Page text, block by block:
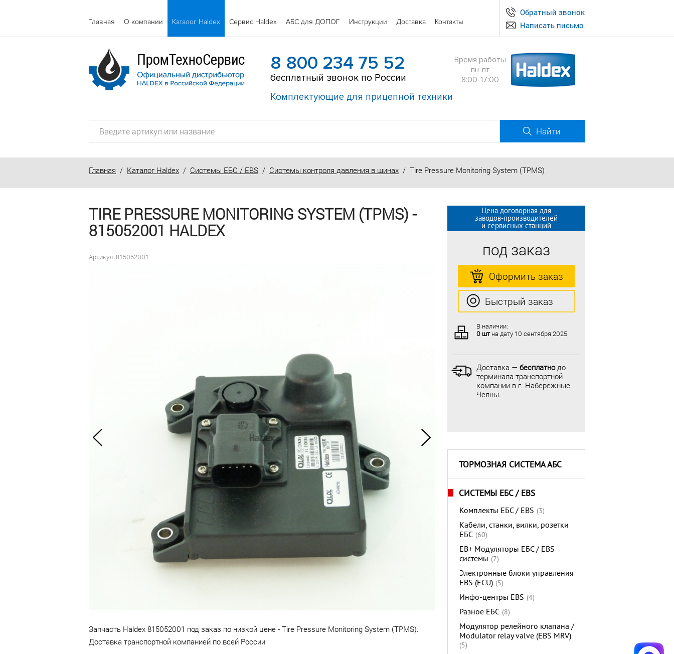
Обратный звонок
Написать письмо
Главная О компании Каталог Haldex Сервис Haldex АБС для ДОПОГ Инструкции Доставка Контакты
8 800 234 75 52
бесплатный звонок по России
Комплектующие для прицепной техники
Время работы
пн-пт
8:00-17:00
Найти
Главная / Каталог Haldex / Системы ЕБС / EBS / Системы контроля давления в шинах / Tire Pressure Monitoring System (TPMS)
Цена договорная для
заводов-производителей
и сервисных станций
под заказ
Оформить заказ
Быстрый заказ
В наличии:
0 штна дату 10 сентября 2025
Доставка — бесплатнодо
терминала транспортной
компании в г. Набережные
Челны.
ТОРМОЗНАЯ СИСТЕМА АБС
СИСТЕМЫ ЕБС / EBS
Комплекты ЕБС / EBS (3)
Кабели, станки, вилки, розетки
ЕБС (60)
EB+ Модуляторы ЕБС / EBS
системы (7)
Электронные блоки управления
EBS (ECU) (5)
Инфо-центры EBS (4)
Разное ЕБС (8)
Модулятор релейного клапана /
Modulator relay valve (EBS MRV)
(5)
TIRE PRESSURE MONITORING SYSTEM (TPMS) -
815052001 HALDEX
Артикул: 815052001
10 сентября 2025
бесплатнодо
терминала транспортной
компании в г. Набережные
Запчасть Haldex 815052001 под заказ по низкой цене - Tire Pressure Monitoring System (TPMS).
Доставка транспортной компанией по всей России